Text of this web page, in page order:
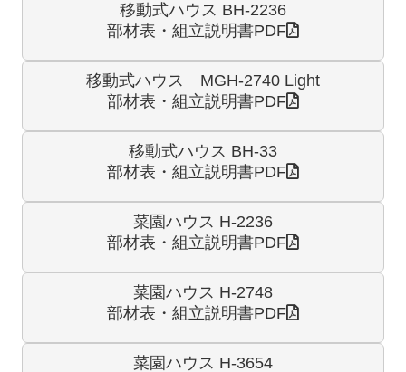
移動式ハウス BH-2236
部材表・組立説明書PDF
移動式ハウス MGH-2740 Light
部材表・組立説明書PDF
移動式ハウス BH-33
部材表・組立説明書PDF
菜園ハウス H-2236
部材表・組立説明書PDF
菜園ハウス H-2748
部材表・組立説明書PDF
菜園ハウス H-3654